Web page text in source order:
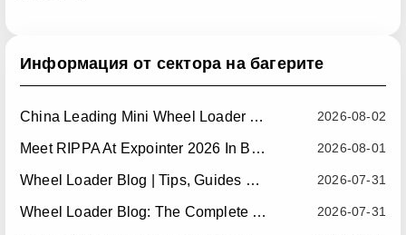
Информация от сектора на багерите
2026-08-02
China Leading Mini Wheel Loader Supplier: Reliable Compact Wheel Loaders For Global Markets
2026-08-01
Meet RIPPA At Expointer 2026 In Brazil
2026-07-31
Wheel Loader Blog | Tips, Guides & Attachments
2026-07-31
Wheel Loader Blog: The Complete Guide To Wheel Loaders For Construction, Agriculture, And Material Handling